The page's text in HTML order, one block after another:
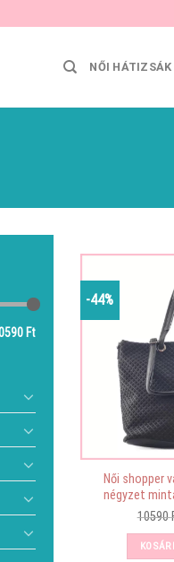
NŐI HÁTIZSÁK
Ft
-44%
Női shopper
négyzet
10590